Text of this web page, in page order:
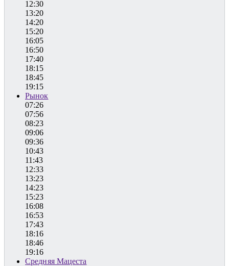
12:30
13:20
14:20
15:20
16:05
16:50
17:40
18:15
18:45
19:15
Рынок
07:26
07:56
08:23
09:06
09:36
10:43
11:43
12:33
13:23
14:23
15:23
16:08
16:53
17:43
18:16
18:46
19:16
Средняя Мацеста